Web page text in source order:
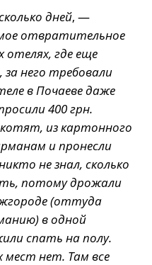
дней, —
отвратительное
где еще
него требовали
в Почаеве даже
400 грн.
из картонного
и пронесли
не знал, сколько
потому дрожали
(оттуда
в одной
спать на полу.
мест нет. Там все